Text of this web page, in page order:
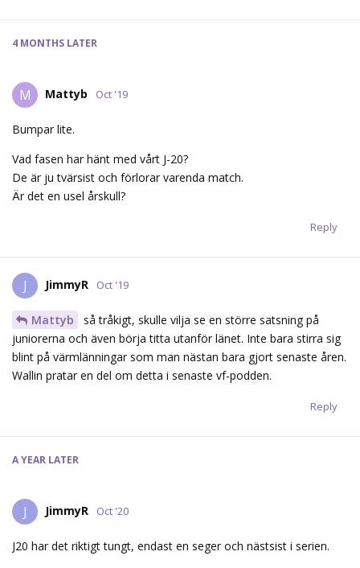
4 MONTHS LATER
M Mattyb Oct '19
Bumpar lite.
Vad fasen har hänt med vårt J-20?
De är ju tvärsist och förlorar varenda match.
Är det en usel årskull?
Reply
J JimmyR Oct '19
Mattyb
så tråkigt, skulle vilja se en större satsning på
juniorerna och även börja titta utanför länet. Inte bara stirra sig
blint på värmlänningar som man nästan bara gjort senaste åren.
Wallin pratar en del om detta i senaste vf-podden.
Reply
A YEAR LATER
J JimmyR Oct '20
J20 har det riktigt tungt, endast en seger och nästsist i serien.